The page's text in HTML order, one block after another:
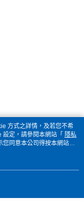
方式之詳情，及若您不希
定，請參閱本網站「 隱私
您同意本公司得按本網站使